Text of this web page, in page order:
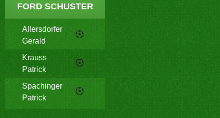
FORD SCHUSTER
Allersdorfer
Gerald
Krauss
Patrick
Spachinger
Patrick